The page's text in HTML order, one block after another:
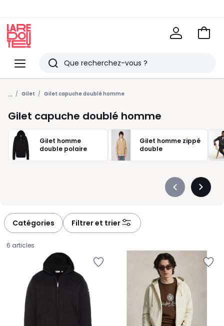
Menu
Redoute
Rechercher
Derniers
articles
vus
Voir
... Gilet Gilet capuche doublé homme
Gilet capuche doublé homme
Gilet homme
double polaire
Gilet homme zippé
double
Précédent
Catégories Filtrer et trier
6 articles